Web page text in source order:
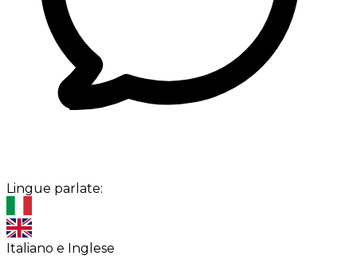
Lingue parlate:
Italiano e Inglese